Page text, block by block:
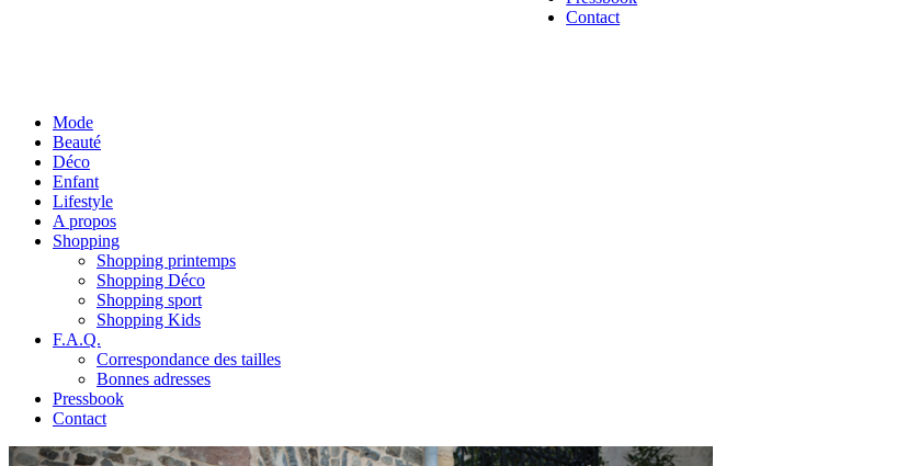
Contact
Mode
Beauté
Déco
Enfant
Lifestyle
A propos
Shopping
Shopping printemps
Shopping Déco
Shopping sport
Shopping Kids
F.A.Q.
Correspondance des tailles
Bonnes adresses
Pressbook
Contact